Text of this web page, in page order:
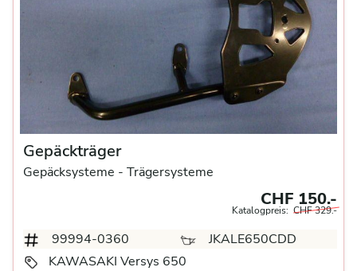
Gepäckträger
Gepäcksysteme - Trägersysteme
CHF 150.-
Katalogpreis: CHF 329.-
99994-0360
JKALE650CDD
KAWASAKI Versys 650